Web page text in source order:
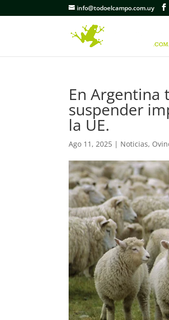
info@todoelcampo.com.uy
En Argentina
suspender
la UE.
Ago 11, 2025 | Noticias,